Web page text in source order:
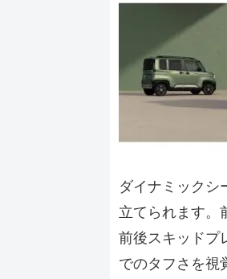
ダイナミックシ
立てられます。
前後スキッドプ
でのタフさを視